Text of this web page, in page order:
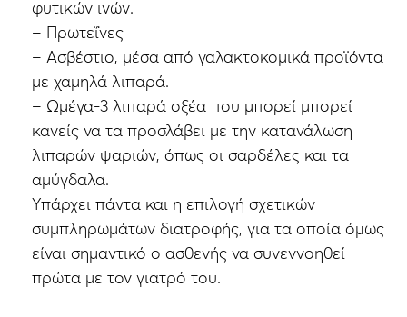
φυτικών ινών.
– Πρωτεΐνες
– Ασβέστιο, μέσα από γαλακτοκομικά προϊόντα
με χαμηλά λιπαρά.
– Ωμέγα-3 λιπαρά οξέα που μπορεί μπορεί
κανείς να τα προσλάβει με την κατανάλωση
λιπαρών ψαριών, όπως οι σαρδέλες και τα
αμύγδαλα.
Υπάρχει πάντα και η επιλογή σχετικών
συμπληρωμάτων διατροφής, για τα οποία όμως
είναι σημαντικό ο ασθενής να συνεννοηθεί
πρώτα με τον γιατρό του.